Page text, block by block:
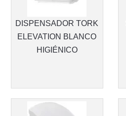
DISPENSADOR TORK
ELEVATION BLANCO
HIGIÉNICO